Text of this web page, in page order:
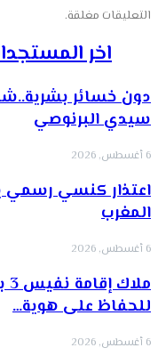
التعليقات مغلقة.
اخر
دون خسائر
سيدي البرنوصي
6 أغسطس, 2026
اعتذار كنسي رسمي
المغرب
6 أغسطس, 2026
للحفاظ على هوية…
6 أغسطس, 2026